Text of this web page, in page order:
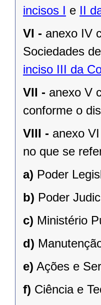
incisos I e II
VI - anexo IV
Sociedades
inciso III da
VII - anexo V
conforme o
VIII - anexo
no que se
a) Poder
b) Poder
c) Ministério
d)
e) Ações e
f) Ciência e